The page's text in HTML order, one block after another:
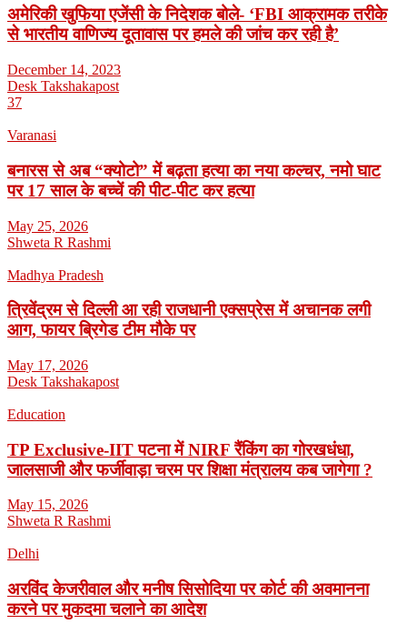
अमेरिकी खुफिया एजेंसी के निदेशक बोले- ‘FBI आक्रामक तरीके
से भारतीय वाणिज्य दूतावास पर हमले की जांच कर रही है’
December 14, 2023
Desk Takshakapost
37
Varanasi
बनारस से अब “क्योटो” में बढ़ता हत्या का नया कल्चर, नमो घाट
पर 17 साल के बच्चें की पीट-पीट कर हत्या
May 25, 2026
Shweta R Rashmi
Madhya Pradesh
त्रिवेंद्रम से दिल्ली आ रही राजधानी एक्सप्रेस में अचानक लगी
आग, फायर ब्रिगेड टीम मौके पर
May 17, 2026
Desk Takshakapost
Education
TP Exclusive-IIT पटना में NIRF रैंकिंग का गोरखधंधा,
जालसाजी और फर्जीवाड़ा चरम पर शिक्षा मंत्रालय कब जागेगा ?
May 15, 2026
Shweta R Rashmi
Delhi
अरविंद केजरीवाल और मनीष सिसोदिया पर कोर्ट की अवमानना
करने पर मुकदमा चलाने का आदेश